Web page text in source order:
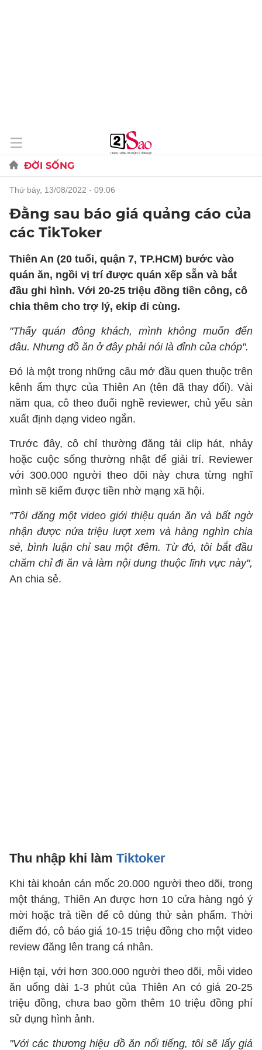
ĐỜI SỐNG
thứ bảy, 13/08/2022 - 09:06
Đằng sau báo giá quảng cáo của
các TikToker
Thiên An (20 tuổi, quận 7, TP.HCM) bước vào
quán ăn, ngồi vị trí được quán xếp sẵn và bắt
đầu ghi hình. Với 20-25 triệu đồng tiền công, cô
chia thêm cho trợ lý, ekip đi cùng.
"Thấy quán đông khách, mình không muốn đến
đâu. Nhưng đồ ăn ở đây phải nói là đỉnh của chóp".
Đó là một trong những câu mở đầu quen thuộc trên
kênh ẩm thực của Thiên An (tên đã thay đổi). Vài
năm qua, cô theo đuổi nghề reviewer, chủ yếu sản
xuất định dạng video ngắn.
Trước đây, cô chỉ thường đăng tải clip hát, nhảy
hoặc cuộc sống thường nhật để giải trí. Reviewer
với 300.000 người theo dõi này chưa từng nghĩ
mình sẽ kiếm được tiền nhờ mạng xã hội.
"Tôi đăng một video giới thiệu quán ăn và bất ngờ
nhận được nửa triệu lượt xem và hàng nghìn chia
sẻ, bình luận chỉ sau một đêm. Từ đó, tôi bắt đầu
chăm chỉ đi ăn và làm nội dung thuộc lĩnh vực này",
An chia sẻ.
Thu nhập khi làm Tiktoker
Khi tài khoản cán mốc 20.000 người theo dõi, trong
một tháng, Thiên An được hơn 10 cửa hàng ngỏ ý
mời hoặc trả tiền để cô dùng thử sản phẩm. Thời
điểm đó, cô báo giá 10-15 triệu đồng cho một video
review đăng lên trang cá nhân.
Hiện tại, với hơn 300.000 người theo dõi, mỗi video
ăn uống dài 1-3 phút của Thiên An có giá 20-25
triệu đồng, chưa bao gồm thêm 10 triệu đồng phí
sử dụng hình ảnh.
"Với các thương hiệu đồ ăn nổi tiếng, tôi sẽ lấy giá